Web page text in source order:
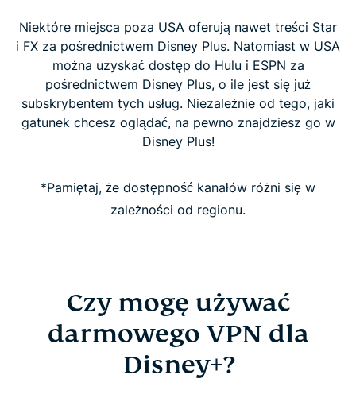
Niektóre miejsca poza USA oferują nawet treści Star
i FX za pośrednictwem Disney Plus. Natomiast w USA
można uzyskać dostęp do Hulu i ESPN za
pośrednictwem Disney Plus, o ile jest się już
subskrybentem tych usług. Niezależnie od tego, jaki
gatunek chcesz oglądać, na pewno znajdziesz go w
Disney Plus!
*Pamiętaj, że dostępność kanałów różni się w
zależności od regionu.
Czy mogę używać
darmowego VPN dla
Disney+?